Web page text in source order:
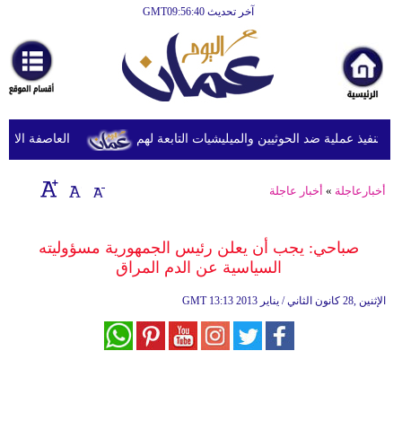
آخر تحديث GMT09:56:40
أخبارعاجلة
رياضة
ثقافة
إقتصاد
وموسيقى
العاصفة عملية ضد الحوثيين والميليشيات التابعة لهم
أخبارعاجلة » أخبار عاجلة
صباحي: يجب أن يعلن رئيس الجمهورية مسؤوليته
السياسية عن الدم المراق
GMT 13:13 2013 الإثنين ,28 كانون الثاني / يناير